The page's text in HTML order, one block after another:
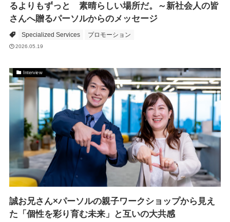
るよりもずっと 素晴らしい場所だ。～新社会人の皆
さんへ贈るパーソルからのメッセージ
Specialized Services プロモーション
2026.05.19
Interview
誠お兄さん×パーソルの親子ワークショップから見え
た「個性を彩り育む未来」と互いの大共感